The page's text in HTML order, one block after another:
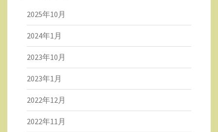
2025年10月
2024年1月
2023年10月
2023年1月
2022年12月
2022年11月